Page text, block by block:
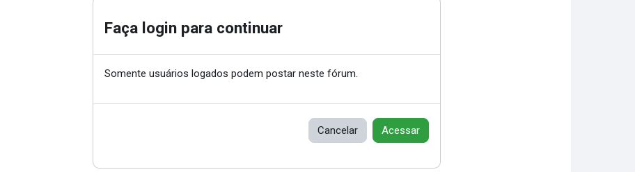
Faça login para continuar
Somente usuários logados podem postar neste fórum.
Cancelar Acessar